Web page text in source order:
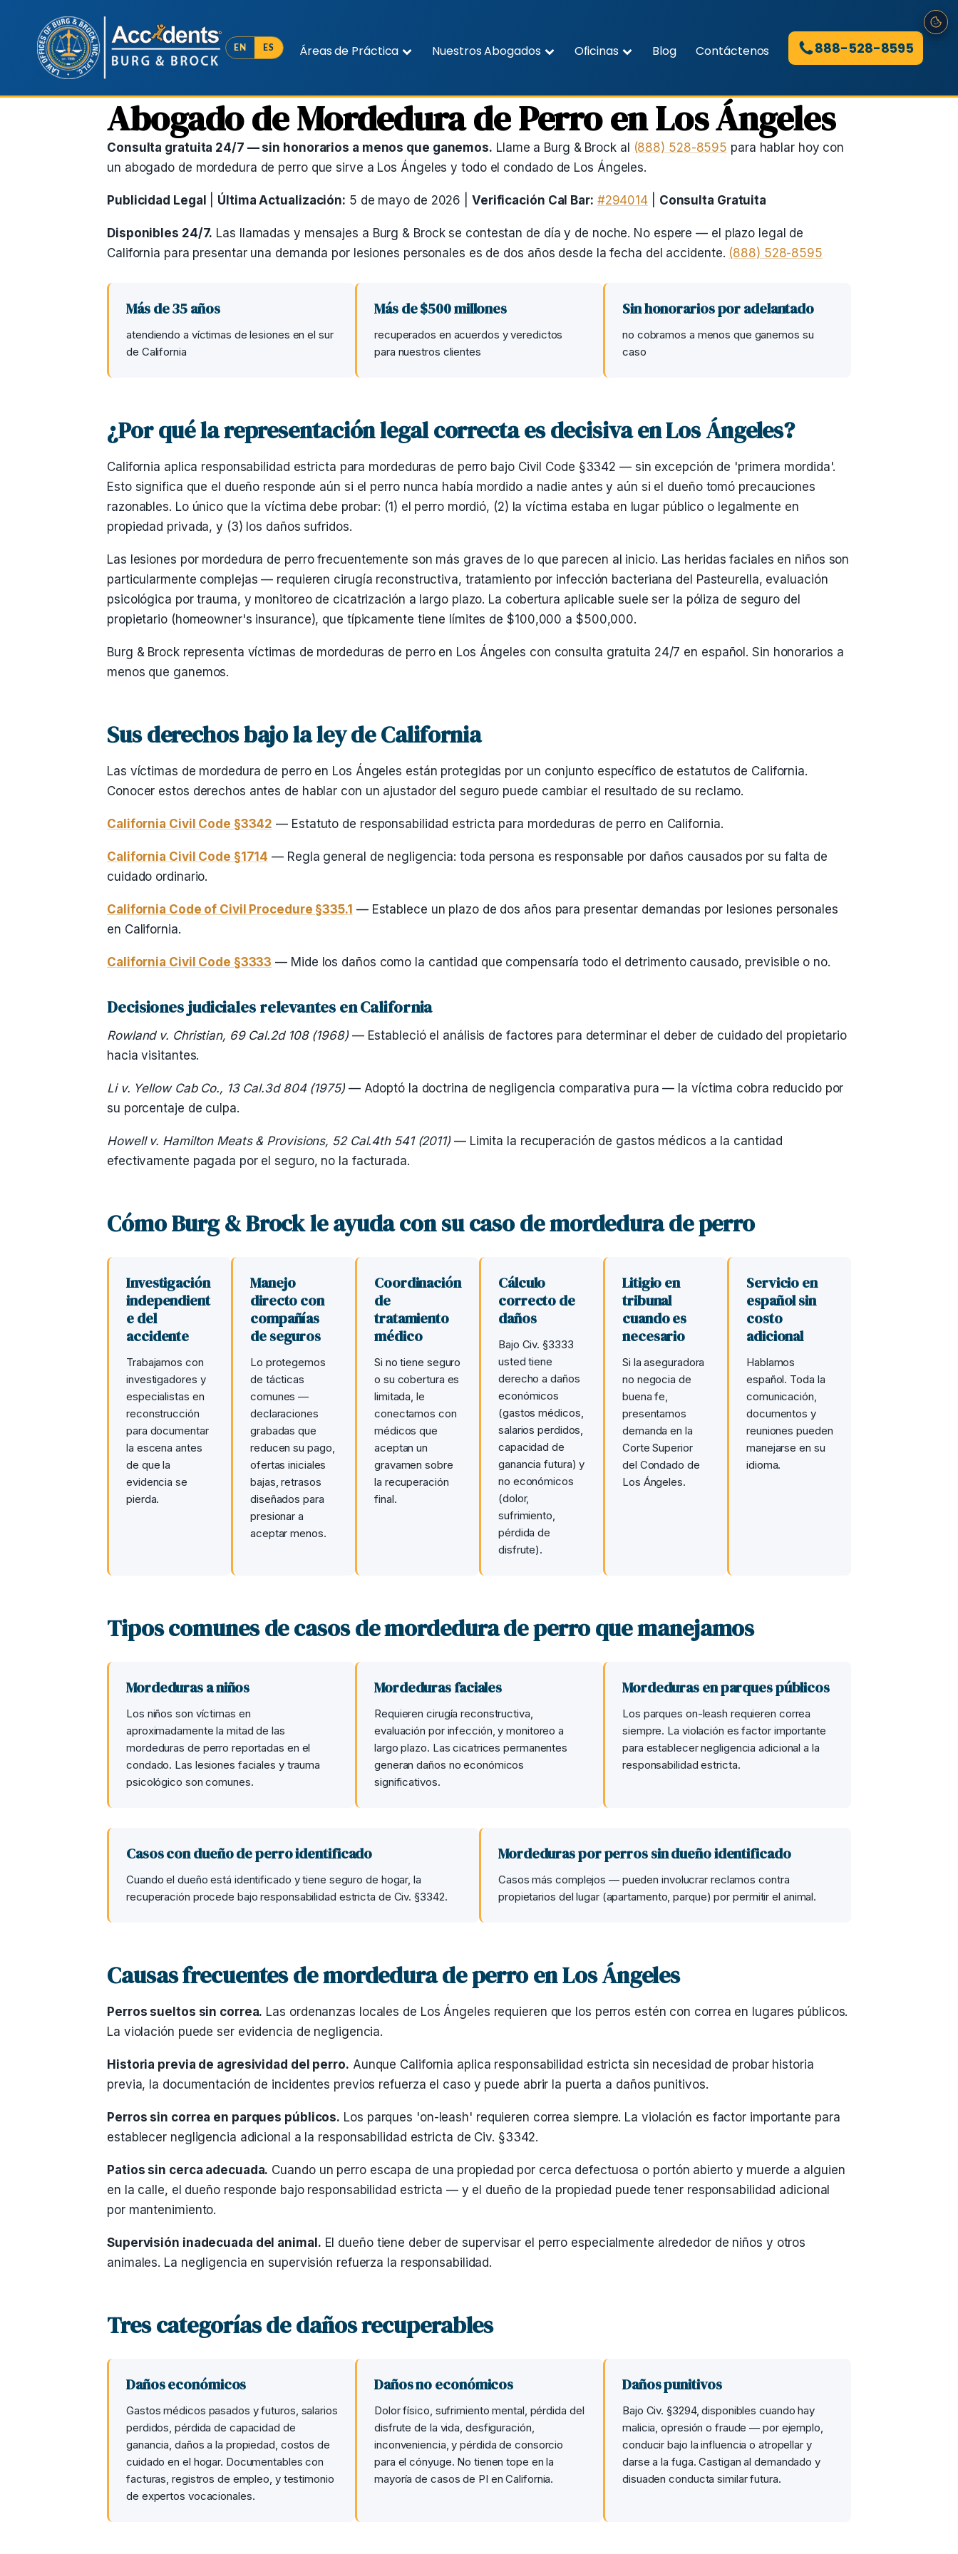
Áreas de Práctica Nuestros Abogados Oficinas Blog Contáctenos
EN ES 888-528-8595
Abogado de Mordedura de Perro en Los Ángeles
Consulta gratuita 24/7 — sin honorarios a menos que ganemos. Llame a Burg & Brock al (888) 528-8595 para hablar hoy con
un abogado de mordedura de perro que sirve a Los Ángeles y todo el condado de Los Ángeles.
Publicidad Legal Última Actualización: 5 de mayo de 2026 | Verificación Cal Bar: #294014 Consulta Gratuita
Disponibles 24/7. Las llamadas y mensajes a Burg & Brock se contestan de día y de noche. No espere — el plazo legal de
California para presentar una demanda por lesiones personales es de dos años desde la fecha del accidente. (888) 528-8595
Más de 35 años
atendiendo a víctimas de lesiones en el sur
de California
Más de $500 millones
recuperados en acuerdos y veredictos
para nuestros clientes
Sin honorarios por adelantado
no cobramos a menos que ganemos su
caso
¿Por qué la representación legal correcta es decisiva en Los Ángeles?
California aplica responsabilidad estricta para mordeduras de perro bajo Civil Code §3342 — sin excepción de 'primera mordida'.
Esto significa que el dueño responde aún si el perro nunca había mordido a nadie antes y aún si el dueño tomó precauciones
razonables. Lo único que la víctima debe probar: (1) el perro mordió, (2) la víctima estaba en lugar público o legalmente en
propiedad privada, y (3) los daños sufridos.
Las lesiones por mordedura de perro frecuentemente son más graves de lo que parecen al inicio. Las heridas faciales en niños son
particularmente complejas — requieren cirugía reconstructiva, tratamiento por infección bacteriana del Pasteurella, evaluación
psicológica por trauma, y monitoreo de cicatrización a largo plazo. La cobertura aplicable suele ser la póliza de seguro del
propietario (homeowner's insurance), que típicamente tiene límites de $100,000 a $500,000.
Burg & Brock representa víctimas de mordeduras de perro en Los Ángeles con consulta gratuita 24/7 en español. Sin honorarios a
menos que ganemos.
Sus derechos bajo la ley de California
Las víctimas de mordedura de perro en Los Ángeles están protegidas por un conjunto específico de estatutos de California.
Conocer estos derechos antes de hablar con un ajustador del seguro puede cambiar el resultado de su reclamo.
California Civil Code §3342 — Estatuto de responsabilidad estricta para mordeduras de perro en California.
California Civil Code §1714 — Regla general de negligencia: toda persona es responsable por daños causados por su falta de
cuidado ordinario.
California Code of Civil Procedure §335.1 — Establece un plazo de dos años para presentar demandas por lesiones personales
en California.
California Civil Code §3333 — Mide los daños como la cantidad que compensaría todo el detrimento causado, previsible o no.
Decisiones judiciales relevantes en California
Rowland v. Christian, 69 Cal.2d 108 (1968)— Estableció el análisis de factores para determinar el deber de cuidado del propietario
hacia visitantes.
Li v. Yellow Cab Co., 13 Cal.3d 804 (1975)— Adoptó la doctrina de negligencia comparativa pura — la víctima cobra reducido por
su porcentaje de culpa.
Howell v. Hamilton Meats & Provisions, 52 Cal.4th 541 (2011) — Limita la recuperación de gastos médicos a la cantidad
efectivamente pagada por el seguro, no la facturada.
Cómo Burg & Brock le ayuda con su caso de mordedura de perro
Investigación
independient
e del
accidente
Trabajamos con
investigadores y
especialistas en
reconstrucción
para documentar
la escena antes
de que la
evidencia se
pierda.
Manejo
directo con
compañías
de seguros
Lo protegemos
de tácticas
comunes —
declaraciones
grabadas que
reducen su pago,
ofertas iniciales
bajas, retrasos
diseñados para
presionar a
aceptar menos.
Coordinación
de
tratamiento
médico
Si no tiene seguro
o su cobertura es
limitada, le
conectamos con
médicos que
aceptan un
gravamen sobre
la recuperación
final.
Cálculo
correcto de
daños
Bajo Civ. §3333
usted tiene
derecho a daños
económicos
(gastos médicos,
salarios perdidos,
capacidad de
ganancia futura) y
no económicos
(dolor,
sufrimiento,
pérdida de
disfrute).
Litigio en
tribunal
cuando es
necesario
Si la aseguradora
no negocia de
buena fe,
presentamos
demanda en la
Corte Superior
del Condado de
Los Ángeles.
Servicio en
español sin
costo
adicional
Hablamos
español. Toda la
comunicación,
documentos y
reuniones pueden
manejarse en su
idioma.
Tipos comunes de casos de mordedura de perro que manejamos
Mordeduras a niños
Los niños son víctimas en
aproximadamente la mitad de las
mordeduras de perro reportadas en el
condado. Las lesiones faciales y trauma
psicológico son comunes.
Mordeduras faciales
Requieren cirugía reconstructiva,
evaluación por infección, y monitoreo a
largo plazo. Las cicatrices permanentes
generan daños no económicos
significativos.
Mordeduras en parques públicos
Los parques on-leash requieren correa
siempre. La violación es factor importante
para establecer negligencia adicional a la
responsabilidad estricta.
Casos con dueño de perro identificado
Cuando el dueño está identificado y tiene seguro de hogar, la
recuperación procede bajo responsabilidad estricta de Civ. §3342.
Mordeduras por perros sin dueño identificado
Casos más complejos — pueden involucrar reclamos contra
propietarios del lugar (apartamento, parque) por permitir el animal.
Causas frecuentes de mordedura de perro en Los Ángeles
Perros sueltos sin correa. Las ordenanzas locales de Los Ángeles requieren que los perros estén con correa en lugares públicos.
La violación puede ser evidencia de negligencia.
Historia previa de agresividad del perro. Aunque California aplica responsabilidad estricta sin necesidad de probar historia
previa, la documentación de incidentes previos refuerza el caso y puede abrir la puerta a daños punitivos.
Perros sin correa en parques públicos. Los parques 'on-leash' requieren correa siempre. La violación es factor importante para
establecer negligencia adicional a la responsabilidad estricta de Civ. §3342.
Patios sin cerca adecuada. Cuando un perro escapa de una propiedad por cerca defectuosa o portón abierto y muerde a alguien
en la calle, el dueño responde bajo responsabilidad estricta — y el dueño de la propiedad puede tener responsabilidad adicional
por mantenimiento.
Supervisión inadecuada del animal. El dueño tiene deber de supervisar el perro especialmente alrededor de niños y otros
animales. La negligencia en supervisión refuerza la responsabilidad.
Tres categorías de daños recuperables
Daños económicos
Gastos médicos pasados y futuros, salarios
perdidos, pérdida de capacidad de
ganancia, daños a la propiedad, costos de
cuidado en el hogar. Documentables con
facturas, registros de empleo, y testimonio
de expertos vocacionales.
Daños no económicos
Dolor físico, sufrimiento mental, pérdida del
disfrute de la vida, desfiguración,
inconveniencia, y pérdida de consorcio
para el cónyuge. No tienen tope en la
mayoría de casos de PI en California.
Daños punitivos
Bajo Civ. §3294, disponibles cuando hay
malicia, opresión o fraude — por ejemplo,
conducir bajo la influencia o atropellar y
darse a la fuga. Castigan al demandado y
disuaden conducta similar futura.